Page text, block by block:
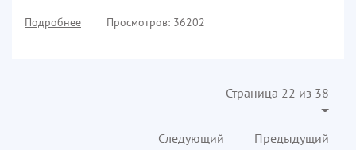
Подробнее Просмотров: 36202
Страница 22 из 38
Предыдущий
Следующий